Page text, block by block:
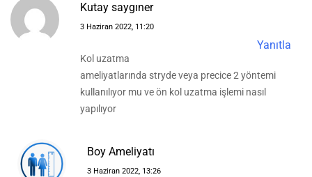
Kutay saygıner
3 Haziran 2022, 11:20
Yanıtla
Kol uzatma
ameliyatlarında stryde veya precice 2 yöntemi
kullanılıyor mu ve ön kol uzatma işlemi nasıl
yapılıyor
Boy Ameliyatı
3 Haziran 2022, 13:26